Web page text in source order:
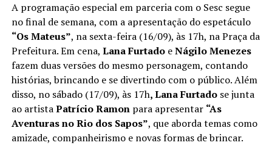
A programação especial em parceria com o Sesc segue
no final de semana, com a apresentação do espetáculo
“Os Mateus”, na sexta-feira (16/09), às 17h, na Praça da
Prefeitura. Em cena, Lana FurtadoeNágilo Menezes
fazem duas versões do mesmo personagem, contando
histórias, brincando e se divertindo com o público. Além
disso, no sábado (17/09), às 17h, Lana Furtado se junta
ao artistaPatrício Ramonpara apresentar “As
Aventuras no Rio dos Sapos”, que aborda temas como
amizade, companheirismo e novas formas de brincar.